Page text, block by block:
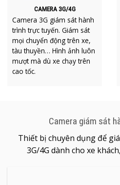
CAMERA 3G/4G
Camera 3G giám sát hành
trình trực tuyến. Giám sát
mọi chuyển động trên xe,
tàu thuyền… Hình ảnh luôn
mượt mà dù xe chạy trên
Camera giám sát
Thiết bị chuyên dụng để